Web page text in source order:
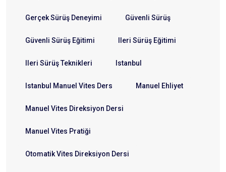
Gerçek Sürüş Deneyimi Güvenli Sürüş
Güvenli Sürüş Eğitimi Ileri Sürüş Eğitimi
Ileri Sürüş Teknikleri Istanbul
Istanbul Manuel Vites Ders Manuel Ehliyet
Manuel Vites Direksiyon Dersi
Manuel Vites Pratiği
Otomatik Vites Direksiyon Dersi